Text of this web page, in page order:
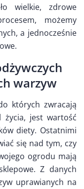
wielkie, zdrowe
możemy
a jednocześnie
warzyw
których zwracają
jest wartość
diety. Ostatnimi
się nad tym, czy
ogrodu mają
Z danych
uprawianych na